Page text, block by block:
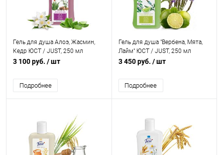
Гель для душа Алоэ, Жасмин,
Кедр ЮСТ / JUST, 250 мл
3 100 руб. / шт
Подробнее
Гель для душа "Вербена, Мята,
Лайм" ЮСТ / JUST, 250 мл
3 450 руб. / шт
Подробнее